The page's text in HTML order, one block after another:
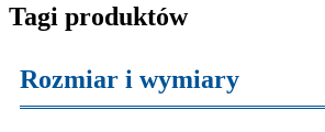
Tagi produktów
Rozmiar i wymiary